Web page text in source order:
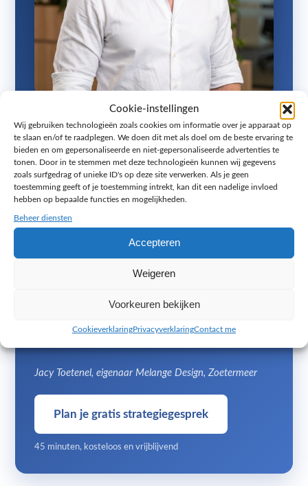
Cookie-instellingen
Wij gebruiken technologieën zoals cookies om informatie over je apparaat op
te slaan en/of te raadplegen. We doen dit met als doel om de beste ervaring te
bieden en om gepersonaliseerde en niet-gepersonaliseerde advertenties te
tonen. Door in te stemmen met deze technologieën kunnen wij gegevens
zoals surfgedrag of unieke ID's op deze site verwerken. Als je geen
toestemming geeft of je toestemming intrekt, kan dit een nadelige invloed
hebben op bepaalde functies en mogelijkheden.
Beheer diensten
Accepteren
Weigeren
Voorkeuren bekijken
CookieverklaringPrivacyverklaringContact me
Op zoek naar een video die het
gevoel van jouw organisatie precies
raakt?
Van bedrijfsfilm tot software-promo, ik denk met
je mee over beeld, geluid en montage. In een
we de mogelijkheden.
Geen accountmanager en geen tussenlaag: je
van Melange Design uit Zoetermeer. Persoonlijk
advies, snelle reactie en eerlijk over wat wel en
Jacy Toetenel, eigenaar Melange Design, Zoetermeer
Plan je gratis strategiegesprek
45 minuten, kosteloos en vrijblijvend